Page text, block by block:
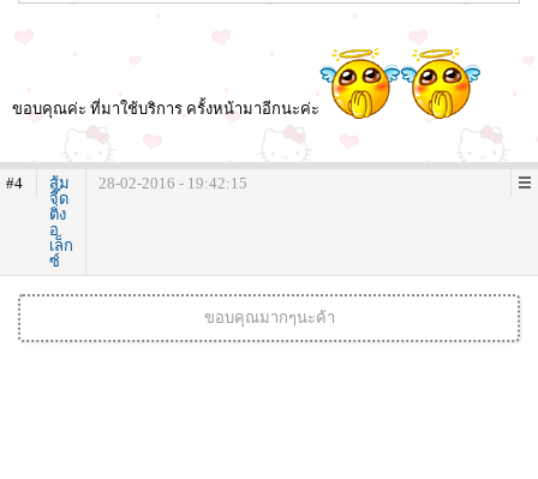
ขอบคุณค่ะ ที่มาใช้บริการ ครั้งหน้ามาอีกนะค่ะ
#4
ส้ม
จี๊ด
ติ่ง
อ
เล็ก
ซ์
28-02-2016 - 19:42:15
ขอบคุณมากๆนะค้า